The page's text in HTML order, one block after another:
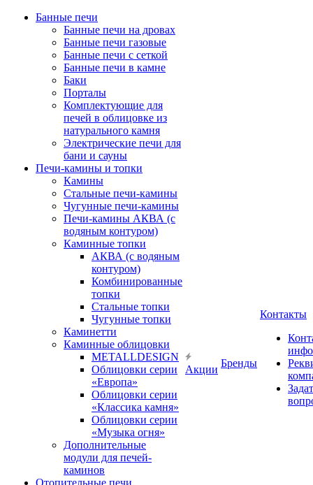
Банные печи
Банные печи на дровах
Банные печи газовые
Банные печи с сеткой
Банные печи в камне
Баки
Порталы
Комплектующие для
печей в облицовке из
натурального камня
Электрические печи для
бани и сауны
Печи-камины и топки
Камины
Стальные печи-камины
Чугунные печи-камины
Печи-камины АКВА (с
водяным контуром)
Каминные топки
АКВА (с водяным
контуром)
Комбинированные
топки
Стальные топки
Чугунные топки
Каминетти
Каминные облицовки
METALLDESIGN
Облицовки серии
«Европа»
Облицовки серии
«Классика камня»
Облицовки серии
«Музыка огня»
Дополнительные
модули для печей-
каминов
Отопительные печи
Акции
Бренды
Контакты